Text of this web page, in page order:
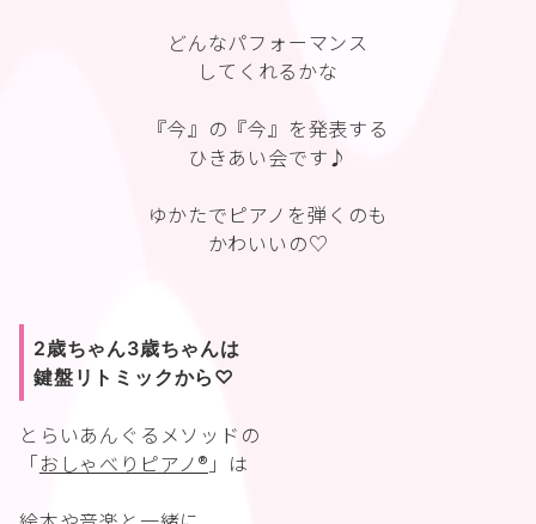
どんなパフォーマンス
してくれるかな
『今』の『今』を発表する
ひきあい会です♪
ゆかたでピアノを弾くのも
かわいいの♡
2歳ちゃん3歳ちゃんは
鍵盤リトミックから♡
とらいあんぐるメソッドの
「おしゃべりピアノ®︎ 」は